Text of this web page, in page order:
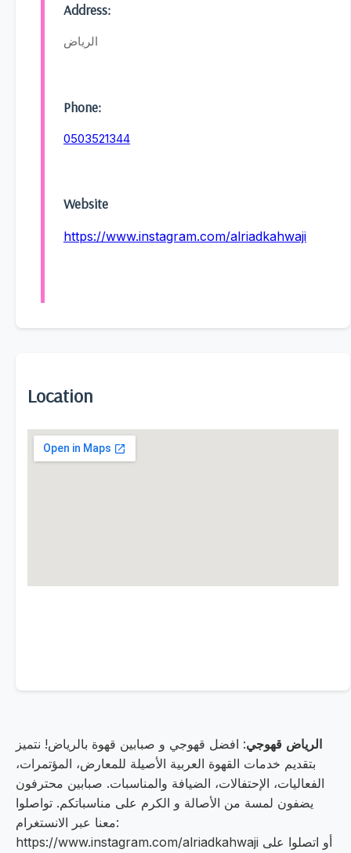
Address:
الرياض
Phone:
0503521344
Website
https://www.instagram.com/alriadkahwaji
Location
الرياض قهوجي: افضل قهوجي و صبابين قهوة بالرياض! نتميز
بتقديم خدمات القهوة العربية الأصيلة للمعارض، المؤتمرات،
الفعاليات، الإحتفالات، الضيافة والمناسبات. صبابين محترفون
يضفون لمسة من الأصالة و الكرم على مناسباتكم. تواصلوا
معنا عبر الانستغرام:
https://www.instagram.com/alriadkahwaji أو اتصلوا على